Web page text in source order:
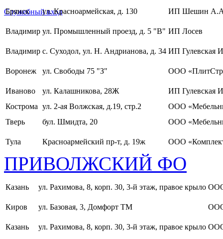
Служебный вход
Брянск ул. Красноармейская, д. 130 ИП Шешин
Владимир ул. Промышленный проезд, д. 5 "В" ИП Лосев
Владимир с. Суходол, ул. Н. Андрианова, д. 34 ИП Гулевская
Воронеж ул. Свободы 75 "З" ООО
Иваново ул. Калашникова, 28Ж
ИП Гулевская
Кострома ул. 2-ая Волжская, д.19, стр.2
ООО
Тверь
бул. Шмидта, 20 ООО
Тула Красноармейский пр-т, д. 19ж ООО
ПРИВОЛЖСКИЙ ФО
Казань ул. Рахимова, 8, корп. 30, 3-й этаж, правое крыло
Киров ул. Базовая, 3, Домфорт ТМ
Казань ул. Рахимова, 8, корп. 30, 3-й этаж, правое крыло